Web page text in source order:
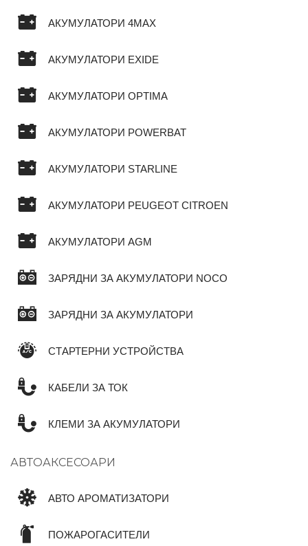
АКУМУЛАТОРИ 4MAX
АКУМУЛАТОРИ EXIDE
АКУМУЛАТОРИ OPTIMA
АКУМУЛАТОРИ POWERBAT
АКУМУЛАТОРИ STARLINE
АКУМУЛАТОРИ PEUGEOT CITROEN
АКУМУЛАТОРИ AGM
ЗАРЯДНИ ЗА АКУМУЛАТОРИ NOCO
ЗАРЯДНИ ЗА АКУМУЛАТОРИ
СТАРТЕРНИ УСТРОЙСТВА
КАБЕЛИ ЗА ТОК
КЛЕМИ ЗА АКУМУЛАТОРИ
АВТОАКСЕСОАРИ
АВТО АРОМАТИЗАТОРИ
ПОЖАРОГАСИТЕЛИ